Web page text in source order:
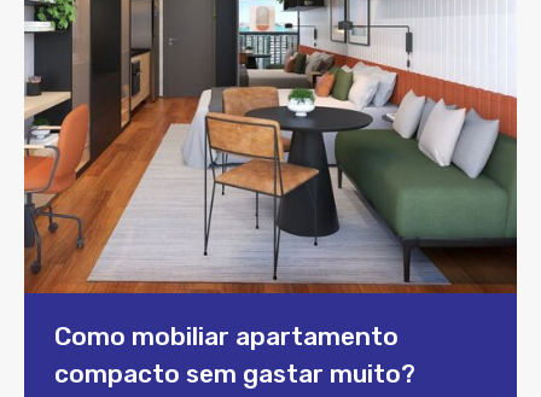
Como mobiliar apartamento
compacto sem gastar muito?